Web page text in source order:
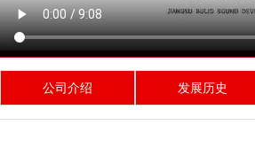
公司介绍 发展历史